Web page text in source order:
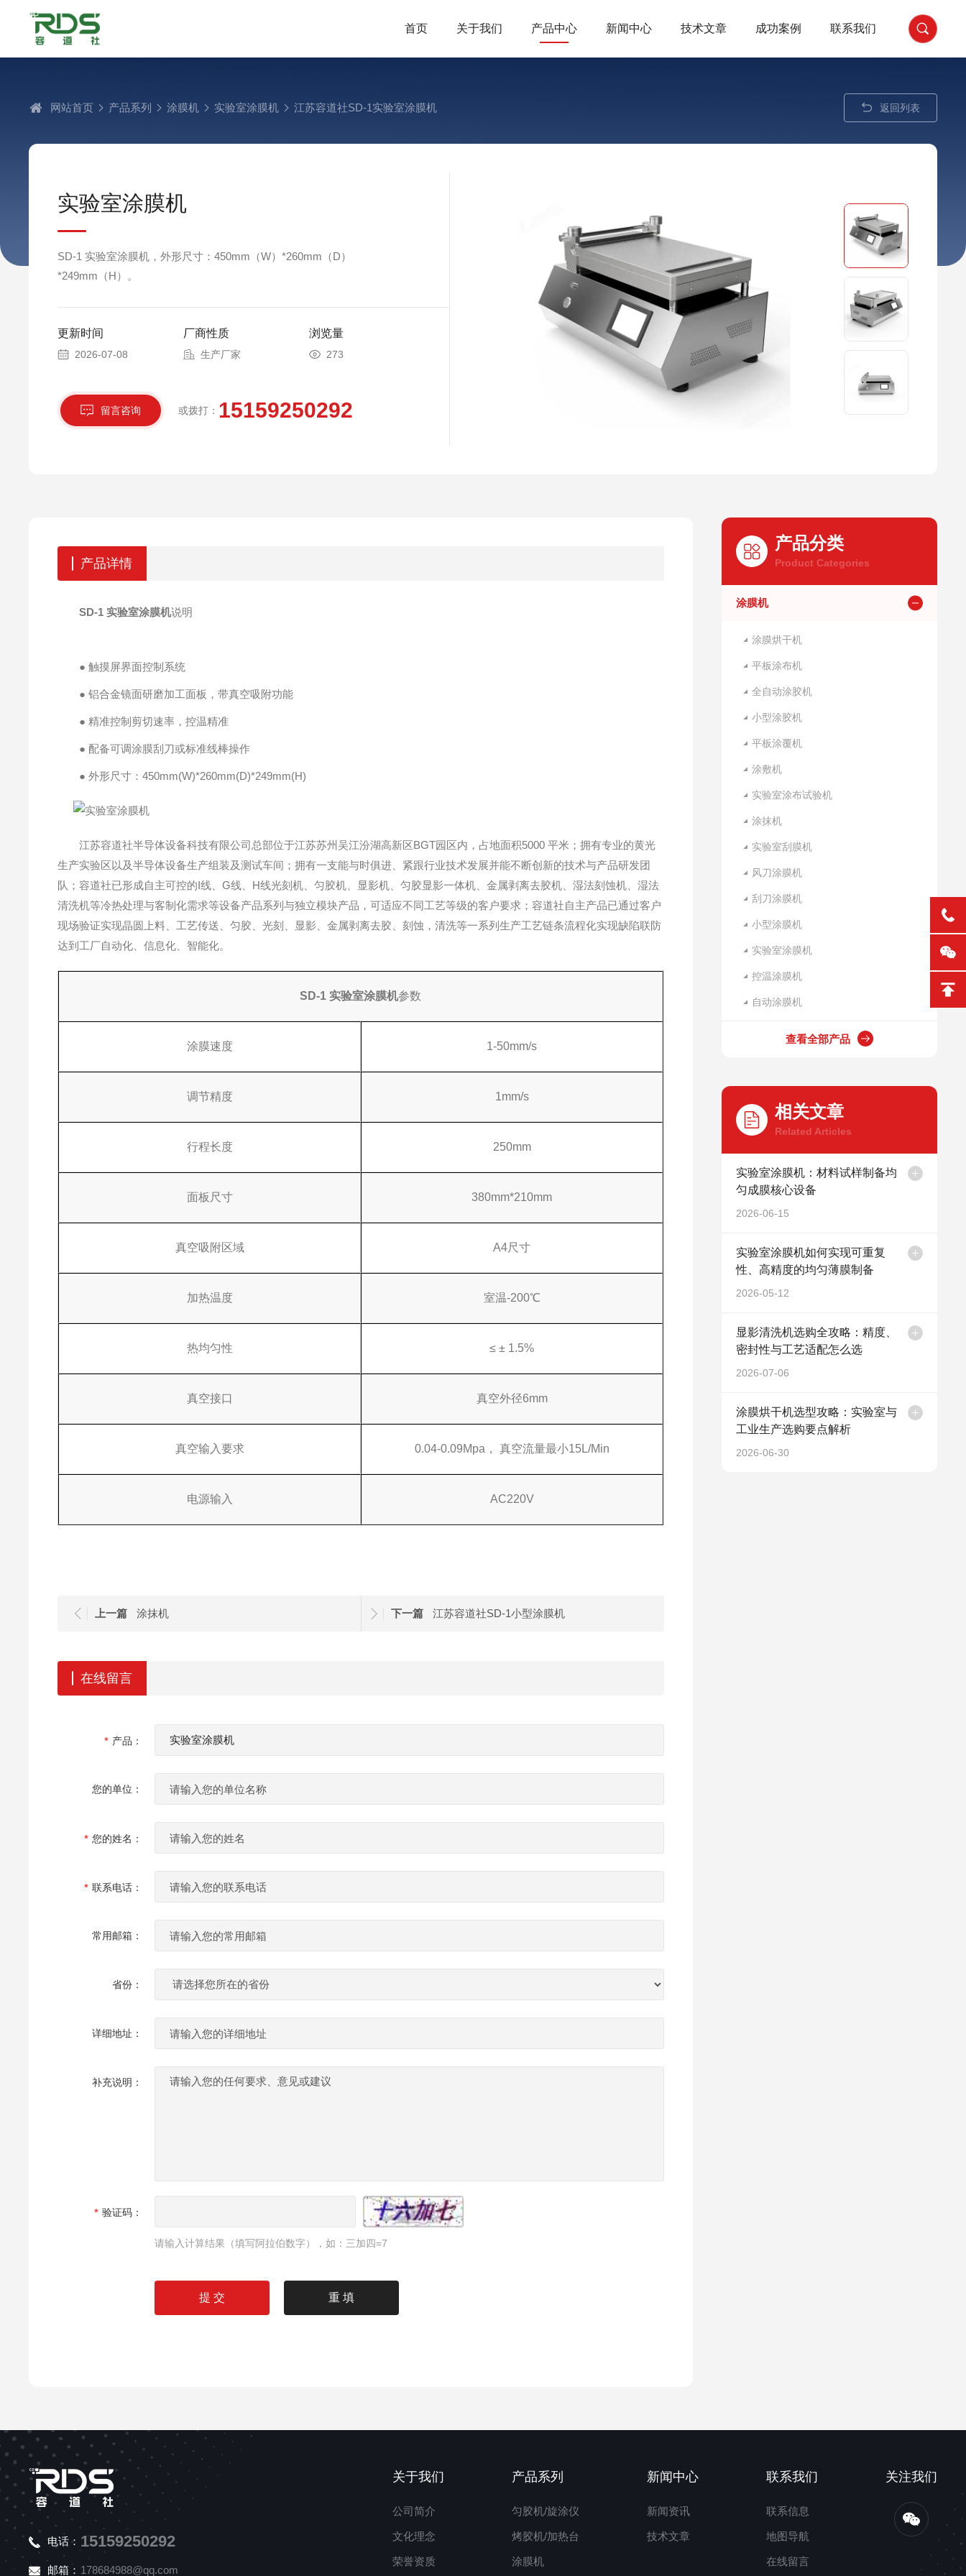
首页 关于我们 产品中心 新闻中心 技术文章 成功案例 联系我们
网站首页 产品系列 涂膜机 实验室涂膜机 江苏容道社SD-1实验室涂膜机 返回列表
实验室涂膜机
SD-1 实验室涂膜机，外形尺寸：450mm（W）*260mm（D）
*249mm（H）。
更新时间
2026-07-08
厂商性质
生产厂家
浏览量
273
留言咨询 或拨打： 15159250292
产品分类
Product Categories
涂膜机
涂膜烘干机
平板涂布机
全自动涂胶机
小型涂胶机
平板涂覆机
涂敷机
实验室涂布试验机
涂抹机
实验室刮膜机
风刀涂膜机
刮刀涂膜机
小型涂膜机
实验室涂膜机
控温涂膜机
自动涂膜机
查看全部产品
相关文章
Related Articles
实验室涂膜机：材料试样制备均
匀成膜核心设备
2026-06-15
实验室涂膜机如何实现可重复
性、高精度的均匀薄膜制备
2026-05-12
显影清洗机选购全攻略：精度、
密封性与工艺适配怎么选
2026-07-06
涂膜烘干机选型攻略：实验室与
工业生产选购要点解析
2026-06-30
产品详情
SD-1 实验室涂膜机说明
● 触摸屏界面控制系统
● 铝合金镜面研磨加工面板，带真空吸附功能
● 精准控制剪切速率，控温精准
● 配备可调涂膜刮刀或标准线棒操作
● 外形尺寸：450mm(W)*260mm(D)*249mm(H)
江苏容道社半导体设备科技有限公司总部位于江苏苏州吴江汾湖高新区BGT园区内，占地面积5000 平米；拥有专业的黄光
生产实验区以及半导体设备生产组装及测试车间；拥有一支能与时俱进、紧跟行业技术发展并能不断创新的技术与产品研发团
队；容道社已形成自主可控的I线、G线、H线光刻机、匀胶机、显影机、匀胶显影一体机、金属剥离去胶机、湿法刻蚀机、湿法
清洗机等冷热处理与客制化需求等设备产品系列与独立模块产品，可适应不同工艺等级的客户要求；容道社自主产品已通过客户
现场验证实现晶圆上料、工艺传送、匀胶、光刻、显影、金属剥离去胶、刻蚀，清洗等一系列生产工艺链条流程化实现缺陷联防
达到工厂自动化、信息化、智能化。
SD-1 实验室涂膜机参数
涂膜速度 1-50mm/s
调节精度 1mm/s
行程长度 250mm
面板尺寸 380mm*210mm
真空吸附区域 A4尺寸
加热温度 室温-200℃
热均匀性 ≤ ± 1.5%
真空接口 真空外径6mm
真空输入要求 0.04-0.09Mpa， 真空流量最小15L/Min
电源输入 AC220V
上一篇 涂抹机 下一篇 江苏容道社SD-1小型涂膜机
在线留言
产品：
您的单位：
您的姓名：
联系电话：
常用邮箱：
省份：
详细地址：
补充说明：
验证码：
请输入计算结果（填写阿拉伯数字），如：三加四=7
电话： 15159250292
邮箱： 178684988@qq.com
关于我们
公司简介
文化理念
荣誉资质
产品系列
匀胶机/旋涂仪
烤胶机/加热台
涂膜机
新闻中心
新闻资讯
技术文章
联系我们
联系信息
地图导航
在线留言
关注我们